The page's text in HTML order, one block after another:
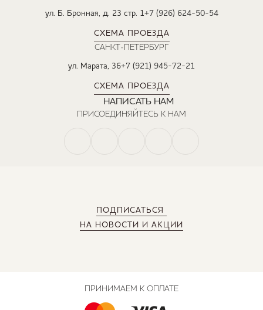
ПОДПИСАТЬСЯ
НА НОВОСТИ И АКЦИИ
ул. Б. Бронная, д. 23 стр. 1+7 (926) 624-50-54
СХЕМА ПРОЕЗДА
САНКТ-ПЕТЕРБУРГ
ул. Марата, 36+7 (921) 945-72-21
СХЕМА ПРОЕЗДА
НАПИСАТЬ НАМ
ПРИСОЕДИНЯЙТЕСЬ К НАМ
ПРИНИМАЕМ К ОПЛАТЕ